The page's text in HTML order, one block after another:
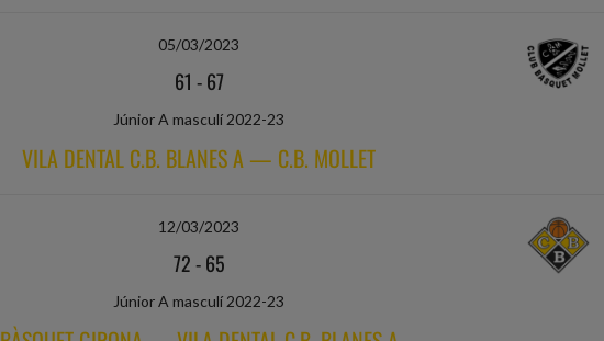
05/03/2023
61 -67
Júnior A masculí 2022-23
VILA DENTAL C.B. BLANES A — C.B. MOLLET
12/03/2023
72-65
Júnior A masculí 2022-23